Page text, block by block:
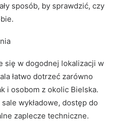
sposób, by sprawdzić, czy
się w dogodnej lokalizacji w
łatwo dotrzeć zarówno
i osobom z okolic Bielska.
wykładowe, dostęp do
zaplecze techniczne.